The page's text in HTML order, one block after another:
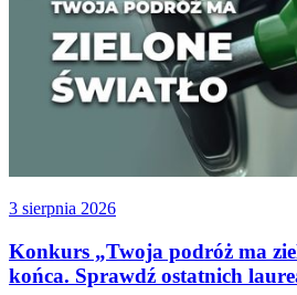
3 sierpnia 2026
Konkurs „Twoja podróż ma
końca. Sprawdź ostatnich